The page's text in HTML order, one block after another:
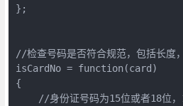
};
//检查号码是否符合规范，包括长度
isCardNo = function(card)
{
//身份证号码为15位或者18位